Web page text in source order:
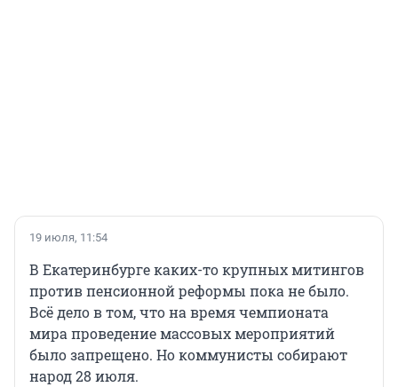
19 июля, 11:54
В Екатеринбурге каких-то крупных митингов
против пенсионной реформы пока не было.
Всё дело в том, что на время чемпионата
мира проведение массовых мероприятий
было запрещено. Но коммунисты собирают
народ 28 июля.